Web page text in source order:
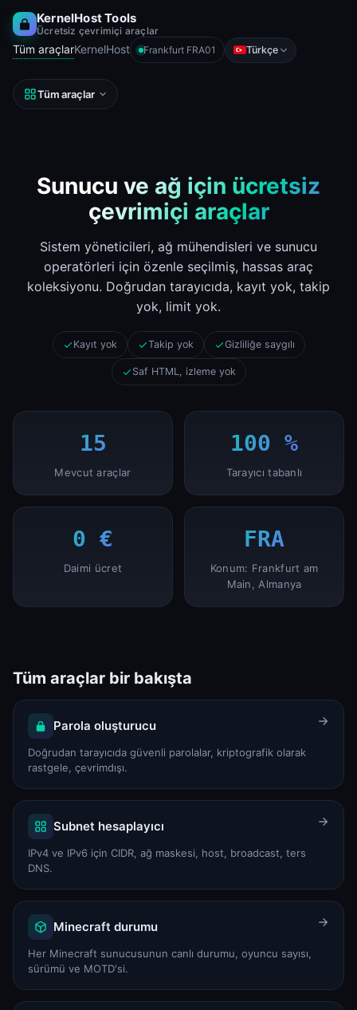
KernelHost Tools
Ücretsiz çevrimiçi araçlar
Tüm araçlarKernelHost Frankfurt FRA01 Türkçe
Tüm araçlar
Sunucu ve ağ için ücretsiz
çevrimiçi araçlar
Sistem yöneticileri, ağ mühendisleri ve sunucu
operatörleri için özenle seçilmiş, hassas araç
koleksiyonu. Doğrudan tarayıcıda, kayıt yok, takip
yok, limit yok.
Kayıt yok Takip yok Gizliliğe saygılı
Saf HTML, izleme yok
15
Mevcut araçlar
100 %
Tarayıcı tabanlı
0 €
Daimi ücret
FRA
Konum: Frankfurt am
Main, Almanya
Tüm araçlar bir bakışta
Parola oluşturucu
Doğrudan tarayıcıda güvenli parolalar, kriptografik olarak
rastgele, çevrimdışı.
Subnet hesaplayıcı
IPv4 ve IPv6 için CIDR, ağ maskesi, host, broadcast, ters
DNS.
Minecraft durumu
Her Minecraft sunucusunun canlı durumu, oyuncu sayısı,
sürümü ve MOTD'si.